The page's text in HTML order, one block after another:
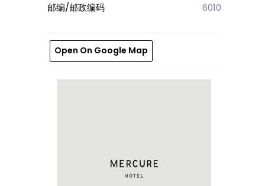
Open On Google Map
邮编/邮政编码 6010